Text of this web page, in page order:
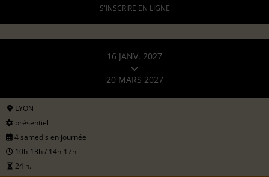
S'INSCRIRE EN LIGNE
16 JANV. 2027
20 MARS 2027
LYON
présentiel
4 samedis en journée
10h-13h / 14h-17h
24 h.